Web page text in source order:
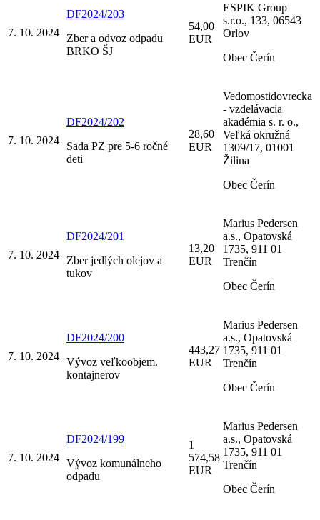
7. 10. 2024
DF2024/203
Zber a odvoz odpadu
BRKO ŠJ
54,00
EUR
ESPIK Group
s.r.o., 133, 06543
Orlov
Obec Čerín
7. 10. 2024
DF2024/202
Sada PZ pre 5-6 ročné
deti
28,60
EUR
Vedomostidovrecka
- vzdelávacia
akadémia s. r. o.,
Veľká okružná
1309/17, 01001
Žilina
Obec Čerín
7. 10. 2024
DF2024/201
Zber jedlých olejov a
tukov
13,20
EUR
Marius Pedersen
a.s., Opatovská
1735, 911 01
Trenčín
Obec Čerín
7. 10. 2024
DF2024/200
Vývoz veľkoobjem.
kontajnerov
443,27
EUR
Marius Pedersen
a.s., Opatovská
1735, 911 01
Trenčín
Obec Čerín
7. 10. 2024
DF2024/199
Vývoz komunálneho
odpadu
1
574,58
EUR
Marius Pedersen
a.s., Opatovská
1735, 911 01
Trenčín
Obec Čerín